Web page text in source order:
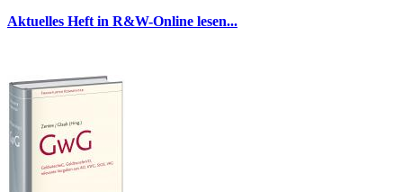
Aktuelles Heft in R&W-Online lesen...